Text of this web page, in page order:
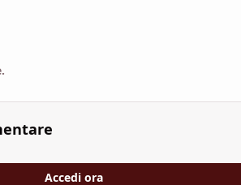
Accedi ora